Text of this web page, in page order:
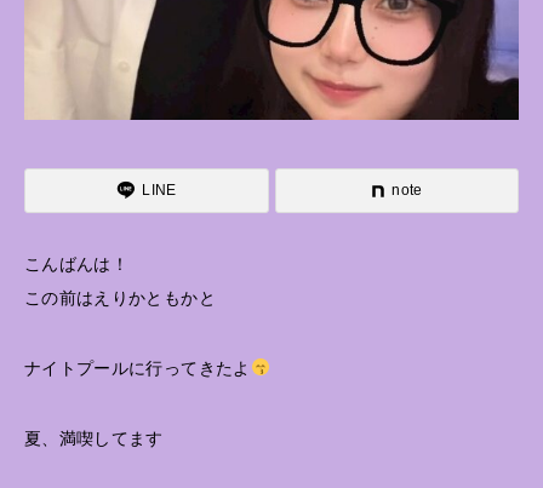
LINE note
こんばんは！
この前はえりかともかと
ナイトプールに行ってきたよ
夏、満喫してます